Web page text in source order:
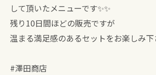
して頂いたメニューです✨✨
残り10日間ほどの販売ですが
温まる満足感のあるセットをお楽しみ
#澤田商店